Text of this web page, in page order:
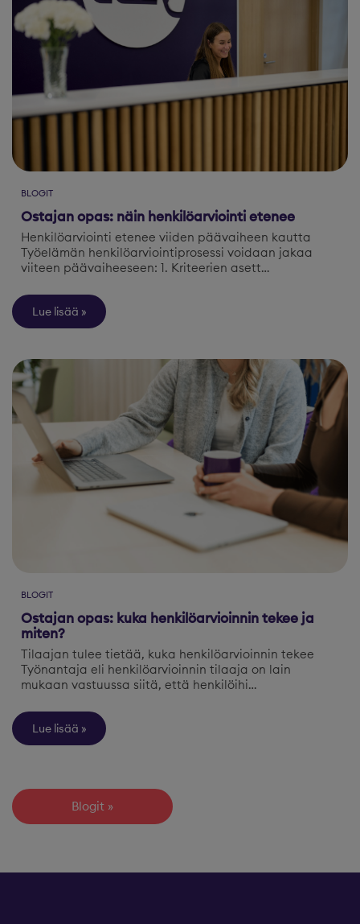
BLOGIT
Ostajan opas: näin henkilöarviointi etenee
Henkilöarviointi etenee viiden päävaiheen kautta
Työelämän henkilöarviointiprosessi voidaan jakaa
viiteen päävaiheeseen: 1. Kriteerien asett…
Lue lisää
BLOGIT
Ostajan opas: kuka henkilöarvioinnin tekee ja
miten?
Tilaajan tulee tietää, kuka henkilöarvioinnin tekee
Työnantaja eli henkilöarvioinnin tilaaja on lain
mukaan vastuussa siitä, että henkilöihi…
Lue lisää
Blogit